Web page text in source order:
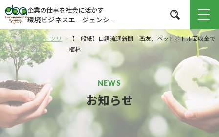
企業の仕事を社会に活かす
環境ビジネスエージェンシー
トッ
プ
>プレゼントツリ
ー
> 【一般紙】日経流通新聞 西友、ペットボトル回収金で
植林
お知らせ